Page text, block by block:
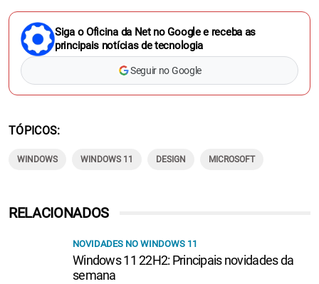
Siga o Oficina da Net no Google e receba as
principais notícias de tecnologia
Seguir no Google
TÓPICOS
WINDOWS WINDOWS 11 DESIGN MICROSOFT
RELACIONADOS
NOVIDADES NO WINDOWS 11
Windows 11 22H2: Principais novidades da
semana